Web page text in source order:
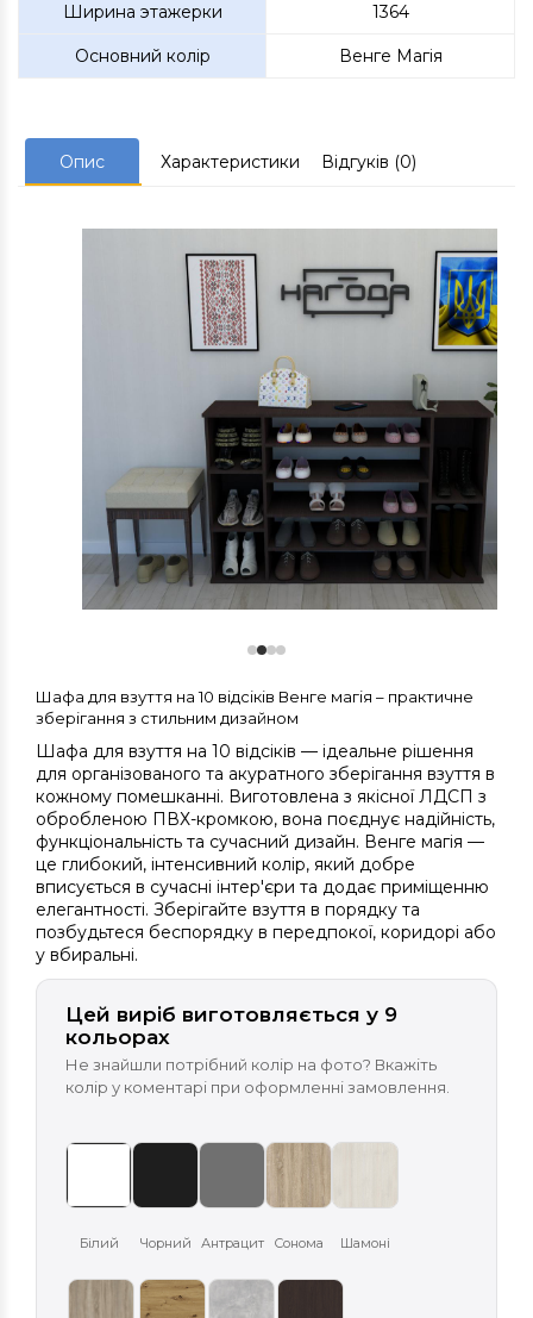
Ширина этажерки 1364
Основний колір Венге Магія
Опис Характеристики Відгуків (0)
Шафа для взуття на 10 відсіків Венге магія – практичне
зберігання з стильним дизайном
Шафа для взуття на 10 відсіків — ідеальне рішення
для організованого та акуратного зберігання взуття в
кожному помешканні. Виготовлена з якісної ЛДСП з
обробленою ПВХ-кромкою, вона поєднує надійність,
функціональність та сучасний дизайн. Венге магія —
це глибокий, інтенсивний колір, який добре
вписується в сучасні інтер'єри та додає приміщенню
елегантності. Зберігайте взуття в порядку та
позбудьтеся беспорядку в передпокої, коридорі або
у вбиральні.
Цей виріб виготовляється у 9
кольорах
Не знайшли потрібний колір на фото? Вкажіть
колір у коментарі при оформленні замовлення.
Білий Чорний Антрацит Сонома Шамоні